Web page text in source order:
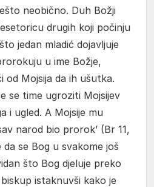
neobično. Duh Božji
drugih koji počinju
jedan mladić dojavljuje
u ime Božje,
od Mojsija da ih ušutka.
se time ugroziti Mojsijev
i ugled. A Mojsije mu
narod bio prorok’ (Br 11,
da se Bog u svakome još
što Bog djeluje preko
istaknuvši kako je